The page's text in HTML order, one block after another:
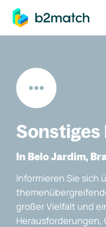
springen
Sonstiges
In Belo Jardim,
Informieren Sie sich
großer Vielfalt und
Herausforderungen,